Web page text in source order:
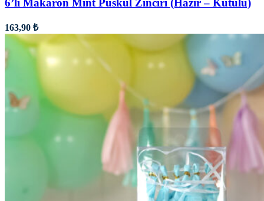
6’lı Makaron Mint Püskül Zinciri (Hazır – Kutulu)
163,90 ₺